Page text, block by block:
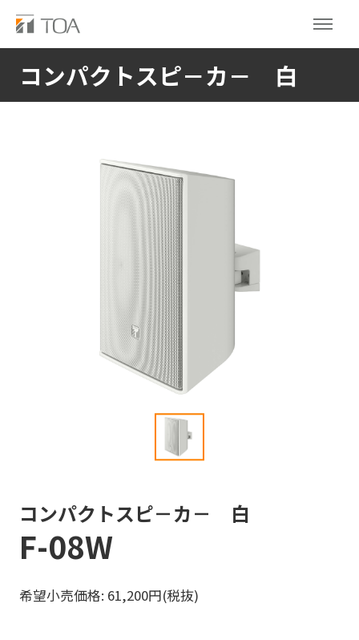
コンパクトスピ－カ－ 白
コンパクトスピ－カ－ 白
F-08W
希望小売価格: 61,200円(税抜)